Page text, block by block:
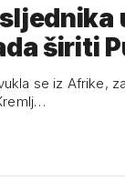
širiti
se iz Afrike,